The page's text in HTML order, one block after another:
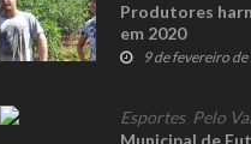
Produtores
em 2020
9 de fevereiro
Esportes, Pelo